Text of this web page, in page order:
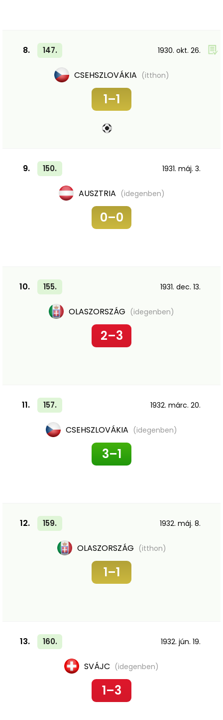
8. 147. 1930. okt. 26.
CSEHSZLOVÁKIA (itthon)
1–1
9. 150. 1931. máj. 3.
AUSZTRIA (idegenben)
0–0
10. 155. 1931. dec. 13.
OLASZORSZÁG (idegenben)
2–3
11. 157. 1932. márc. 20.
CSEHSZLOVÁKIA (idegenben)
3–1
12. 159. 1932. máj. 8.
OLASZORSZÁG (itthon)
1–1
13. 160. 1932. jún. 19.
SVÁJC (idegenben)
1–3